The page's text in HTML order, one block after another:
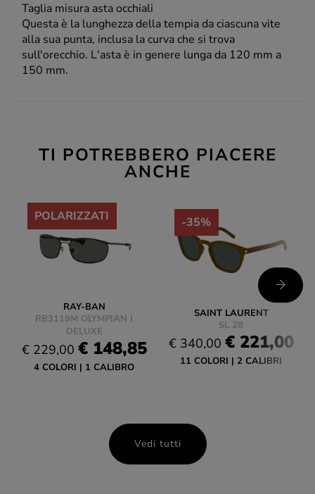
Taglia misura asta occhiali
Questa è la lunghezza della tempia da ciascuna vite
alla sua punta, inclusa la curva che si trova
sull'orecchio. L'asta è in genere lunga da 120 mm a
150 mm.
TI POTREBBERO PIACERE
ANCHE
-35%
POLARIZZATI
RAY-BAN
RB3119M OLYMPIAN I
DELUXE
€ 229,00 € 148,85
4 COLORI 1 CALIBRO
-35%
SAINT LAURENT
SL 28
€ 340,00 € 221,00
11 COLORI 2 CALIBRI
Vedi tutti